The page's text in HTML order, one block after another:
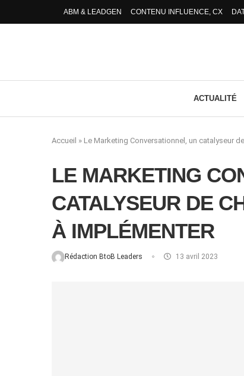
ABM & LEADGEN CONTENU INFLUENCE, CX
ACTUALITÉ
Accueil » Le Marketing Conversationnel, un catalyseur
LE MARKETING
CATALYSEUR DE
À IMPLÉMENTER
Rédaction BtoB Leaders 13 avril 2023